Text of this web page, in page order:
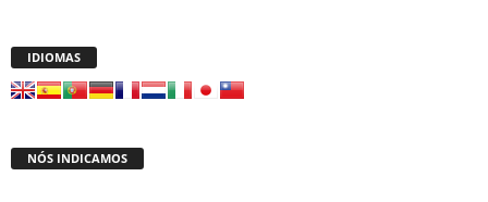
IDIOMAS
NÓS INDICAMOS